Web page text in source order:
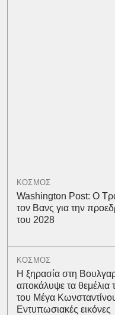
ΚΟΣΜΟΣ
Washington Post: Ο
τον Βανς για την
του 2028
ΚΟΣΜΟΣ
Η ξηρασία στη
αποκάλυψε τα θεμέλια
του Μέγα
Εντυπωσιακές εικόνες